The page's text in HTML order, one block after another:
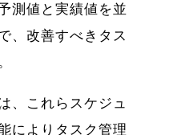
測値と実績値を並
、改善すべきタス
、これらスケジュ
によりタスク管理